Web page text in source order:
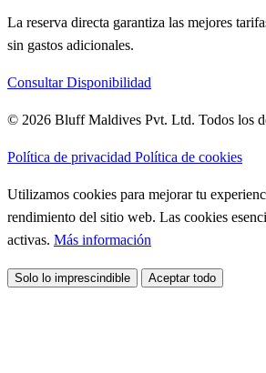
La reserva directa garantiza las mejores
sin gastos adicionales.
Consultar Disponibilidad
© 2026 Bluff Maldives Pvt. Ltd. Todos los
Política de privacidad Política de cookies
Utilizamos cookies para mejorar tu
rendimiento del sitio web. Las cookies
activas. Más información
Solo lo imprescindible Aceptar todo